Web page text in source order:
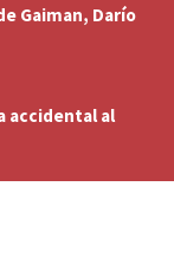
Gaiman, Darío
accidental al